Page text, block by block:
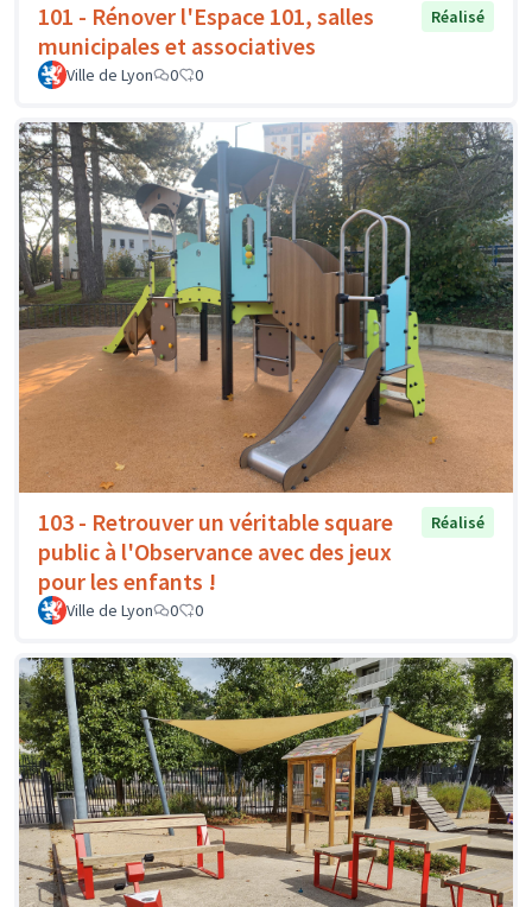
101 - Rénover l'Espace 101, salles
municipales et associatives
Réalisé
Ville de Lyon 0 0
103 - Retrouver un véritable square
public à l'Observance avec des jeux
pour les enfants !
Réalisé
Ville de Lyon 0 0